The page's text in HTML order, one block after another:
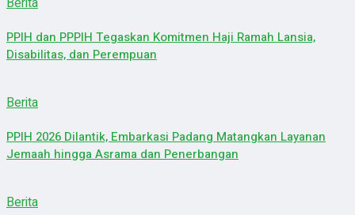
PPIH dan PPPIH Tegaskan Komitmen Haji Ramah Lansia,
Disabilitas, dan Perempuan
Berita
PPIH 2026 Dilantik, Embarkasi Padang Matangkan Layanan
Jemaah hingga Asrama dan Penerbangan
Berita